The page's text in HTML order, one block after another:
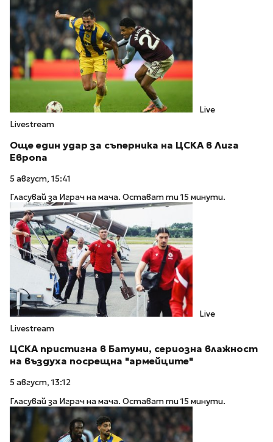
Live
Livestream
Още един удар за съперника на ЦСКА в Лига
Европа
5 август, 15:41
Гласувай за Играч на мача. Остават ти 15 минути.
Live
Livestream
ЦСКА пристигна в Батуми, сериозна влажност
на въздуха посрещна "армейците"
5 август, 13:12
Гласувай за Играч на мача. Остават ти 15 минути.